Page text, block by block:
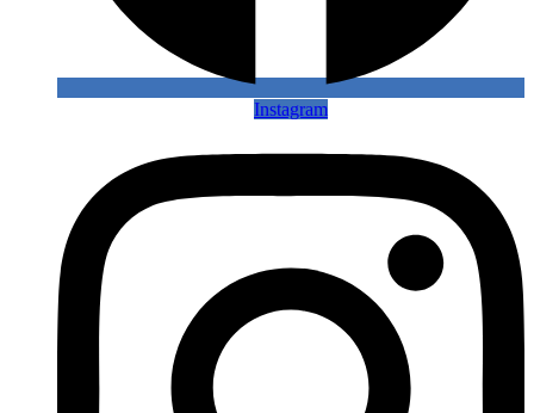
Instagram